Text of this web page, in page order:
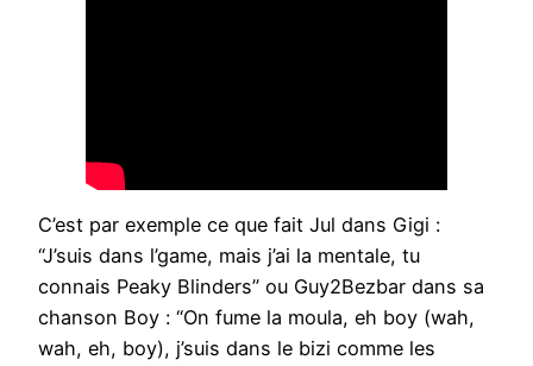
C’est par exemple ce que fait Jul dans Gigi :
“J’suis dans l’game, mais j’ai la mentale, tu
connais Peaky Blinders” ou Guy2Bezbar dans sa
chanson Boy : “On fume la moula, eh boy (wah,
wah, eh, boy), j’suis dans le bizi comme les